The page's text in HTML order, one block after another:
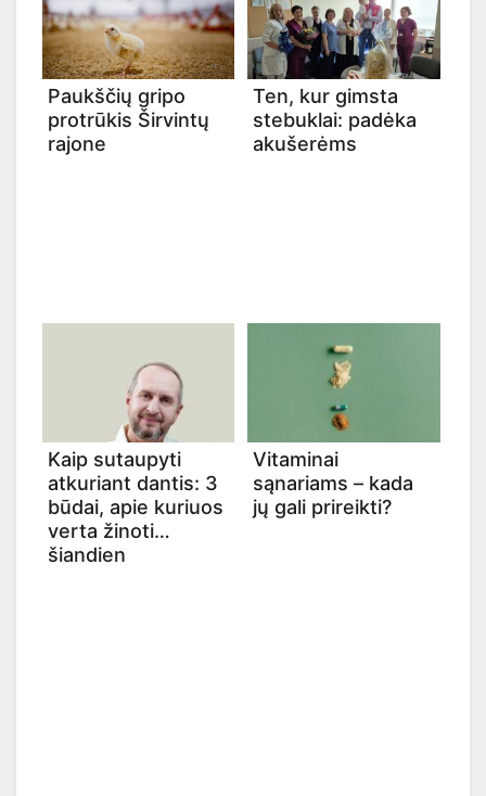
Paukščių gripo
protrūkis Širvintų
rajone
Ten, kur gimsta
stebuklai: padėka
akušerėms
Kaip sutaupyti
atkuriant dantis: 3
būdai, apie kuriuos
verta žinoti
šiandien
Vitaminai
sąnariams – kada
jų gali prireikti?